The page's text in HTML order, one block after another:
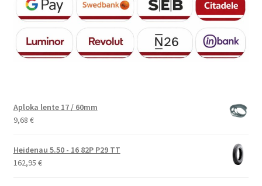
Aploka lente 17 / 60mm
9,68 €
Heidenau 5.50 - 16 82P P29 TT
162,95 €